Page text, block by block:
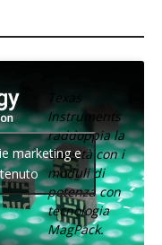
Texas
Instruments
raddoppia la
densità con i
moduli di
potenza con
tecnologia
MagPack.
marketing e